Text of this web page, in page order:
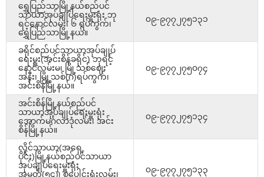
ရွှေပြည်သာမြို့နယ်စည်ပင်
သာယာအုပ်ချုပ်ရေးမှူးရုံး ဘု
ရင့်နောင်လမ်း၊ ၆ ရပ်ကွက်၊
ရွှေပြည်သာမြို့နယ်။
၀၉-၉၇၇၂၇၅၁၃၁
ခရိုင်စည်ပင်သာယာအုပ်ချုပ်
ရေးမှူး(အင်းစိန်ခရိုင်) ဘုရင့်
နောင်လမ်းမ၊ မြို့သစ်ဈေး
အနီး၊ မြို့သစ်(ဂ)ရပ်ကွက်၊
အင်းစိန်မြို့နယ်။
၀၉-၉၇၇၂၇၅၀၇၄
အင်းစိန်မြို့နယ်စည်ပင်
သာယာအုပ်ချုပ်ရေးမှူးရုံး
အောက်မင်္ဂလာဒုံလမ်း၊ အင်း
စိန်မြို့နယ်။
၀၉-၉၇၇၂၇၅၁၃၄
လှိုင်သာယာ(အရှေ့
ပိုင်း)မြို့နယ်စည်ပင်သာယာ
အုပ်ချုပ်ရေးမှူးရုံး
အမှတ်(၅၄)၊ စုပေါင်းရုံးလမ်း၊
၀၉-၉၇၇၂၇၅၁၃၃